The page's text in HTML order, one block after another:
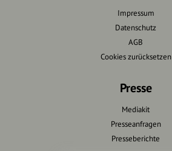
Impressum
Datenschutz
AGB
Cookies zurücksetzen
Presse
Mediakit
Presseanfragen
Presseberichte